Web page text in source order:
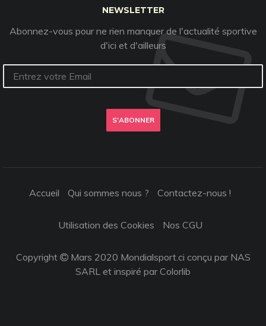
NEWSLETTER
Abonnez-vous pour ne rien manquer de l'actualité sportive
d'ici et d'ailleurs
S'ABONNER
Accueil Qui sommes nous ? Contactez-nous !
Utilisation des Cookies Nos CGU
Copyright
Mars 2020 Mondialsport.ci conçu par NAS
SARL et inspiré parColorlib